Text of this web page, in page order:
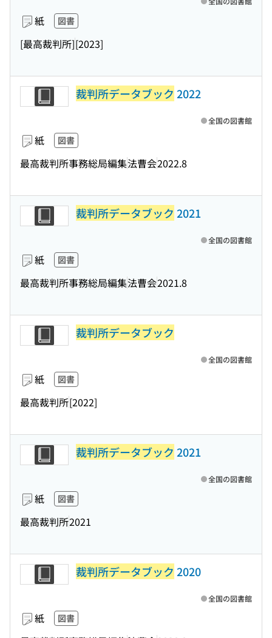
紙 図書
[最高裁判所][2023]
裁判所データブック 2022
紙 図書
最高裁判所事務総局編集法曹会2022.8
全国の図書館
裁判所データブック 2021
紙 図書
最高裁判所事務総局編集法曹会2021.8
全国の図書館
裁判所データブック
紙 図書
最高裁判所[2022]
全国の図書館
裁判所データブック 2021
紙 図書
最高裁判所2021
全国の図書館
裁判所データブック 2020
紙 図書
全国の図書館